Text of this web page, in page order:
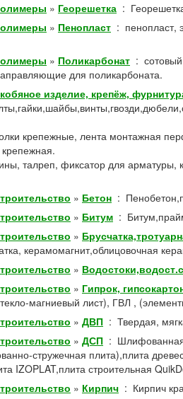
» Георешетка :
» Пенопласт : пенопласт,
» Поликарбонат :
для поликарбоната.
изделие, крепёж,
крепежные, лента монтажная
талреп, фиксатор для
» Бетон :
» Битум :
»
керамомагнит,облицовочная
»
» Гипрок,
магниевый лист), ГВЛ ,
» ДВП : Твердая,
» ДСП :
стружечная плита),плита
IZOPLAT,плита строительная
» Кирпич : Кирпич